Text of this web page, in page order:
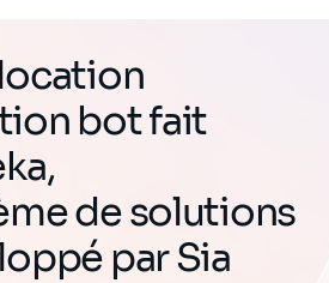
bot fait
de solutions
par Sia